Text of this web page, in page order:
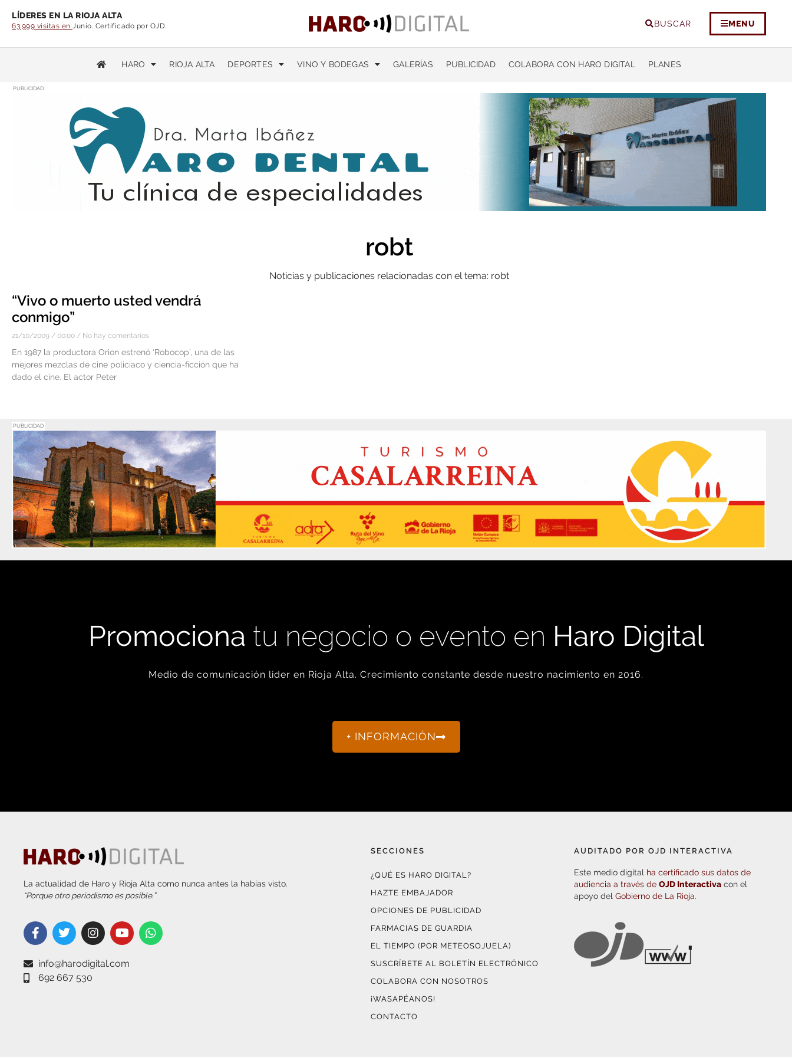
LÍDERES EN LA RIOJA ALTA
63.999 visitas en Junio. Certificado por OJD. BUSCAR MENU
HARO RIOJA ALTA DEPORTES VINO Y BODEGAS GALERÍAS PUBLICIDAD COLABORA CON HARO DIGITAL PLANES
PUBLICIDAD
robt
Noticias y publicaciones relacionadas con el tema: robt
“Vivo o muerto usted vendrá
conmigo”
21/10/2009 00:00 No hay comentarios
En 1987 la productora Orion estrenó ‘Robocop’, una de las
mejores mezclas de cine policiaco y ciencia-ficción que ha
dado el cine. El actor Peter
PUBLICIDAD
Promociona tu negocio o evento en Haro Digital
Medio de comunicación líder en Rioja Alta. Crecimiento constante desde nuestro nacimiento en 2016.
+ INFORMACIÓN
La actualidad de Haro y Rioja Alta como nunca antes la habías visto.
“Porque otro periodismo es posible.”
info@harodigital.com
692 667 530
SECCIONES
¿QUÉ ES HARO DIGITAL?
HAZTE EMBAJADOR
OPCIONES DE PUBLICIDAD
FARMACIAS DE GUARDIA
EL TIEMPO (POR METEOSOJUELA)
SUSCRÍBETE AL BOLETÍN ELECTRÓNICO
COLABORA CON NOSOTROS
¡WASAPÉANOS!
CONTACTO
AUDITADO POR OJD INTERACTIVA
Este medio digital ha certificado sus datos de
audiencia a través deOJD Interactiva con el
apoyo delGobierno de La Rioja.